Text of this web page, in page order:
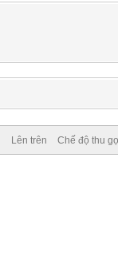
Lên trên Chế độ thu